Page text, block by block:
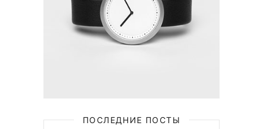
ПОСЛЕДНИЕ ПОСТЫ